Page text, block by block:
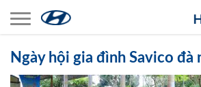
Toggle navigation
Ngày hội gia đình Savico đà